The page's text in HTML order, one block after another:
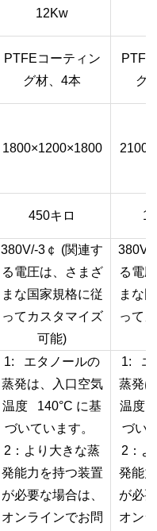
12Kw
PTFEコーティン
グ材、 4本
PTFE
グ
1800×1200×1800
450キロ
380V/-3 ￠ (関連す
る電圧は、さまざ
まな国家規格に従
ってカスタマイズ
可能)
る電
まな
って
1: エタノールの
蒸発は、入口空気
温度 140°C に基
づいています。
2 ：より大きな蒸
発能力を持つ装置
が必要な場合は、
オンラインでお問
1: エ
蒸発
温度
づい
2 ：
発能
が必
オン